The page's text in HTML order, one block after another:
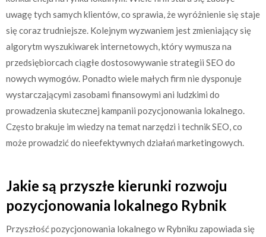
uwagę tych samych klientów, co sprawia, że wyróżnienie się staje
się coraz trudniejsze. Kolejnym wyzwaniem jest zmieniający się
algorytm wyszukiwarek internetowych, który wymusza na
przedsiębiorcach ciągłe dostosowywanie strategii SEO do
nowych wymogów. Ponadto wiele małych firm nie dysponuje
wystarczającymi zasobami finansowymi ani ludzkimi do
prowadzenia skutecznej kampanii pozycjonowania lokalnego.
Często brakuje im wiedzy na temat narzędzi i technik SEO, co
może prowadzić do nieefektywnych działań marketingowych.
Jakie są przyszłe kierunki rozwoju
pozycjonowania lokalnego Rybnik
Przyszłość pozycjonowania lokalnego w Rybniku zapowiada się